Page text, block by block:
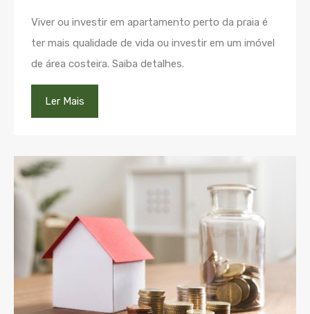
Viver ou investir em apartamento perto da praia é
ter mais qualidade de vida ou investir em um imóvel
de área costeira. Saiba detalhes.
Ler Mais